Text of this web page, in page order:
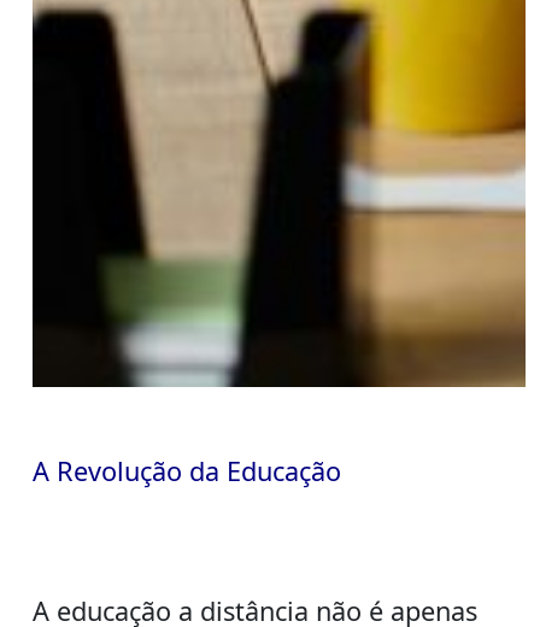
A Revolução da Educação
A educação a distância não é apenas